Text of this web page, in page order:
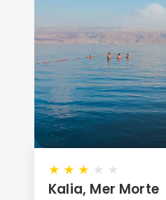
★ ★ ★ ★ ★
Kalia, Mer Morte